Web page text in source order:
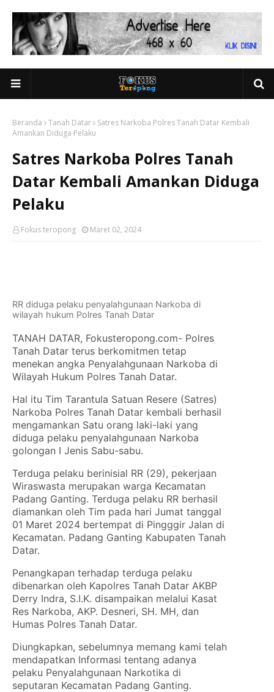
Beranda Tanah Datar
Satres Narkoba Polres Tanah Datar Kembali
Amankan Diduga Pelaku
Satres Narkoba Polres Tanah
Datar Kembali Amankan Diduga
Pelaku
Fokus teropong Maret 02, 2024
RR diduga pelaku penyalahgunaan Narkoba di
wilayah hukum Polres Tanah Datar
TANAH DATAR, Fokusteropong.com- Polres
Tanah Datar terus berkomitmen tetap
menekan angka Penyalahgunaan Narkoba di
Wilayah Hukum Polres Tanah Datar.
Hal itu Tim Tarantula Satuan Resere (Satres)
Narkoba Polres Tanah Datar kembali berhasil
mengamankan Satu orang laki-laki yang
diduga pelaku penyalahgunaan Narkoba
golongan I Jenis Sabu-sabu.
Terduga pelaku berinisial RR (29), pekerjaan
Wiraswasta merupakan warga Kecamatan
Padang Ganting. Terduga pelaku RR berhasil
diamankan oleh Tim pada hari Jumat tanggal
01 Maret 2024 bertempat di Pingggir Jalan di
Kecamatan. Padang Ganting Kabupaten Tanah
Datar.
Penangkapan terhadap terduga pelaku
dibenarkan oleh Kapolres Tanah Datar AKBP
Derry Indra, S.I.K. disampaikan melalui Kasat
Res Narkoba, AKP. Desneri, SH. MH, dan
Humas Polres Tanah Datar.
Diungkapkan, sebelumnya memang kami telah
mendapatkan Informasi tentang adanya
pelaku Penyalahgunaan Narkotika di
seputaran Kecamatan Padang Ganting.